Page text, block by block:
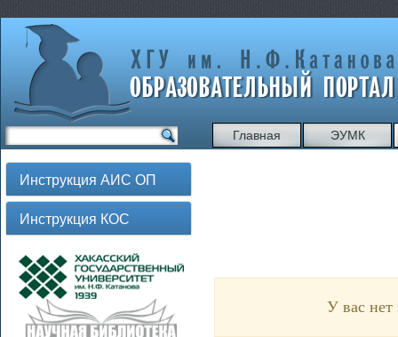
Главная ЭУМК
Инструкция АИС ОП
Инструкция КОС
У вас нет